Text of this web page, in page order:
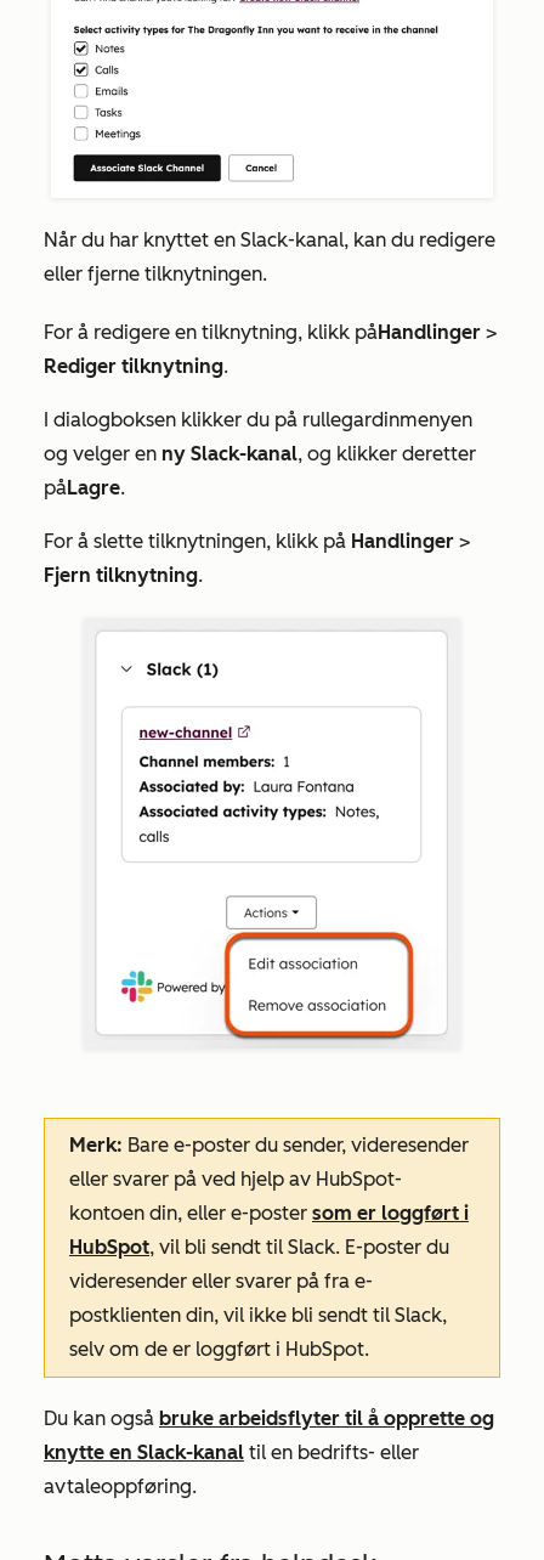
Når du har knyttet en Slack-kanal, kan du redigere
eller fjerne tilknytningen.
For å redigere en tilknytning, klikk påHandlinger >
Rediger tilknytning.
I dialogboksen klikker du på rullegardinmenyen
og velger en ny Slack-kanal, og klikker deretter
påLagre.
For å slette tilknytningen, klikk på Handlinger >
Fjern tilknytning.
Merk: Bare e-poster du sender, videresender
eller svarer på ved hjelp av HubSpot-
kontoen din, eller e-poster som er loggført i
HubSpot, vil bli sendt til Slack. E-poster du
videresender eller svarer på fra e-
postklienten din, vil ikke bli sendt til Slack,
selv om de er loggført i HubSpot.
Du kan også bruke arbeidsflyter til å opprette og
knytte en Slack-kanal til en bedrifts- eller
avtaleoppføring.